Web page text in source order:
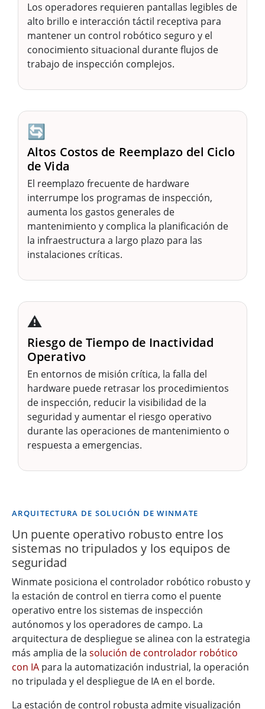
Los operadores requieren pantallas legibles de
alto brillo e interacción táctil receptiva para
mantener un control robótico seguro y el
conocimiento situacional durante flujos de
trabajo de inspección complejos.
🔄
Altos Costos de Reemplazo del Ciclo
de Vida
El reemplazo frecuente de hardware
interrumpe los programas de inspección,
aumenta los gastos generales de
mantenimiento y complica la planificación de
la infraestructura a largo plazo para las
instalaciones críticas.
⚠️
Riesgo de Tiempo de Inactividad
Operativo
En entornos de misión crítica, la falla del
hardware puede retrasar los procedimientos
de inspección, reducir la visibilidad de la
seguridad y aumentar el riesgo operativo
durante las operaciones de mantenimiento o
respuesta a emergencias.
ARQUITECTURA DE SOLUCIÓN DE WINMATE
Un puente operativo robusto entre los
sistemas no tripulados y los equipos de
seguridad
Winmate posiciona el controlador robótico robusto y
la estación de control en tierra como el puente
operativo entre los sistemas de inspección
autónomos y los operadores de campo. La
arquitectura de despliegue se alinea con la estrategia
más amplia de la solución de controlador robótico
con IA para la automatización industrial, la operación
no tripulada y el despliegue de IA en el borde.
La estación de control robusta admite visualización